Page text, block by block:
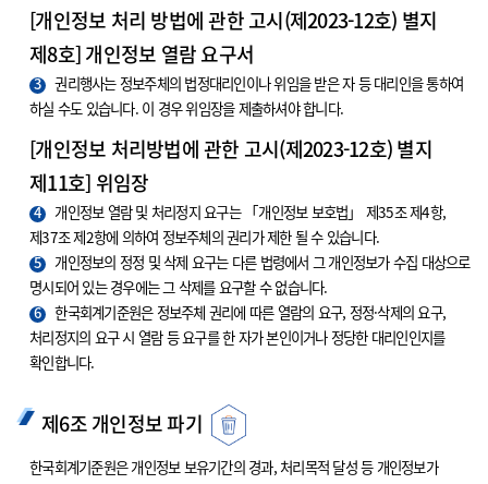
[개인정보 처리 방법에 관한 고시(제2023-12호) 별지
제8호] 개인정보 열람 요구서
3
권리행사는 정보주체의 법정대리인이나 위임을 받은 자 등 대리인을 통하여
하실 수도 있습니다. 이 경우 위임장을 제출하셔야 합니다.
[개인정보 처리방법에 관한 고시(제2023-12호) 별지
제11호] 위임장
4
개인정보 열람 및 처리정지 요구는 「개인정보 보호법」 제35조 제4항,
제37조 제2항에 의하여 정보주체의 권리가 제한 될 수 있습니다.
5
개인정보의 정정 및 삭제 요구는 다른 법령에서 그 개인정보가 수집 대상으로
명시되어 있는 경우에는 그 삭제를 요구할 수 없습니다.
6
한국회계기준원은 정보주체 권리에 따른 열람의 요구, 정정·삭제의 요구,
처리정지의 요구 시 열람 등 요구를 한 자가 본인이거나 정당한 대리인인지를
확인합니다.
제6조 개인정보 파기
한국회계기준원은 개인정보 보유기간의 경과, 처리목적 달성 등 개인정보가